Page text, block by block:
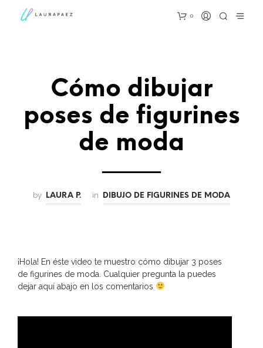
0
Cómo dibujar
poses de figurines
de moda
by LAURA P. in DIBUJO DE FIGURINES DE MODA
¡Hola! En éste video te muestro cómo dibujar 3 poses
de figurines de moda. Cualquier pregunta la puedes
dejar aquí abajo en los comentarios